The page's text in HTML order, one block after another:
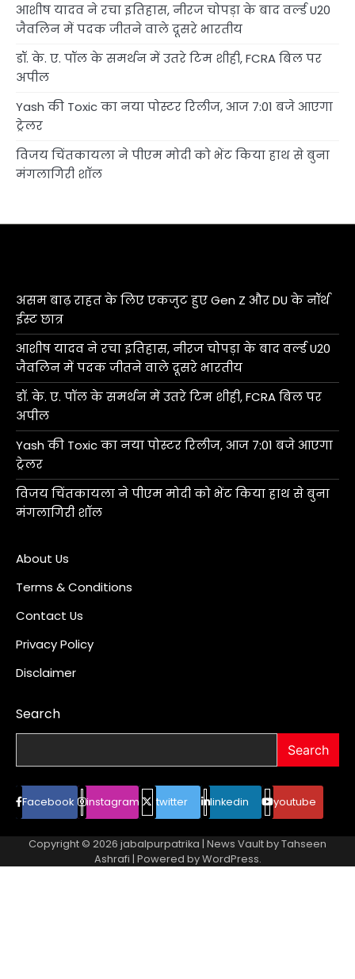
आशीष यादव ने रचा इतिहास, नीरज चोपड़ा के बाद वर्ल्ड U20
जैवलिन में पदक जीतने वाले दूसरे भारतीय
डॉ. के. ए. पॉल के समर्थन में उतरे टिम शीही, FCRA बिल पर
अपील
Yash की Toxic का नया पोस्टर रिलीज, आज 7:01 बजे आएगा
ट्रेलर
विजय चिंतकायला ने पीएम मोदी को भेंट किया हाथ से बुना
मंगलागिरी शॉल
असम बाढ़ राहत के लिए एकजुट हुए Gen Z और DU के नॉर्थ
ईस्ट छात्र
आशीष यादव ने रचा इतिहास, नीरज चोपड़ा के बाद वर्ल्ड U20
जैवलिन में पदक जीतने वाले दूसरे भारतीय
डॉ. के. ए. पॉल के समर्थन में उतरे टिम शीही, FCRA बिल पर
अपील
Yash की Toxic का नया पोस्टर रिलीज, आज 7:01 बजे आएगा
ट्रेलर
विजय चिंतकायला ने पीएम मोदी को भेंट किया हाथ से बुना
मंगलागिरी शॉल
About Us
Terms & Conditions
Contact Us
Privacy Policy
Disclaimer
Search
Search
Facebook instagram twitter linkedin youtube
Copyright © 2026 jabalpurpatrika | News Vault byTahseen
Ashrafi | Powered byWordPress.